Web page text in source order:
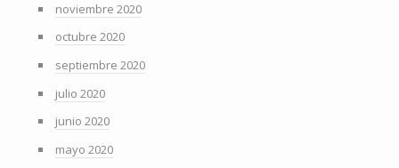
noviembre 2020
octubre 2020
septiembre 2020
julio 2020
junio 2020
mayo 2020